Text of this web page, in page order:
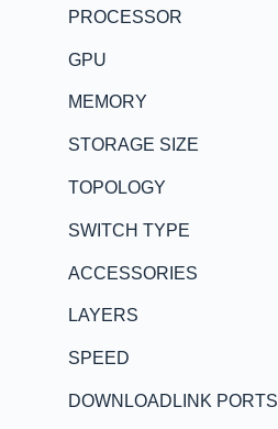
PROCESSOR
GPU
MEMORY
STORAGE SIZE
TOPOLOGY
SWITCH TYPE
ACCESSORIES
LAYERS
SPEED
DOWNLOADLINK PORTS